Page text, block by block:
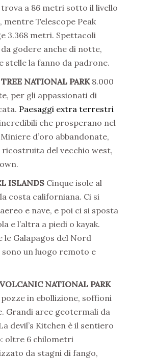
a 86 metri sotto il livello
mentre Telescope Peak
3.368 metri. Spettacoli
godere anche di notte,
stelle la fanno da padrone.
NATIONAL PARK 8.000
per gli appassionati di
Paesaggi extra terrestri
che prosperano nel
d’oro abbandonate,
del vecchio west,
ISLANDS Cinque isole al
costa californiana. Ci si
e nave, e poi ci si sposta
e l’altra a piedi o kayak.
le Galapagos del Nord
sono un luogo remoto e
NATIONAL PARK
pozze in ebollizione, soffioni
Grandi aree geotermali da
devil’s Kitchen è il sentiero
oltre 6 chilometri
da stagni di fango,